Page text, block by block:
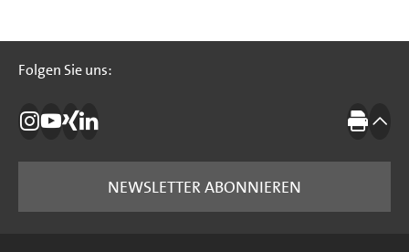
Folgen Sie uns:
Folgen Sie uns:
Die IBB auf Instagram
Die IBB auf YouTube
Die IBB auf Xing
Die IBB auf LinkedIn Drucken
NEWSLETTER ABONNIEREN